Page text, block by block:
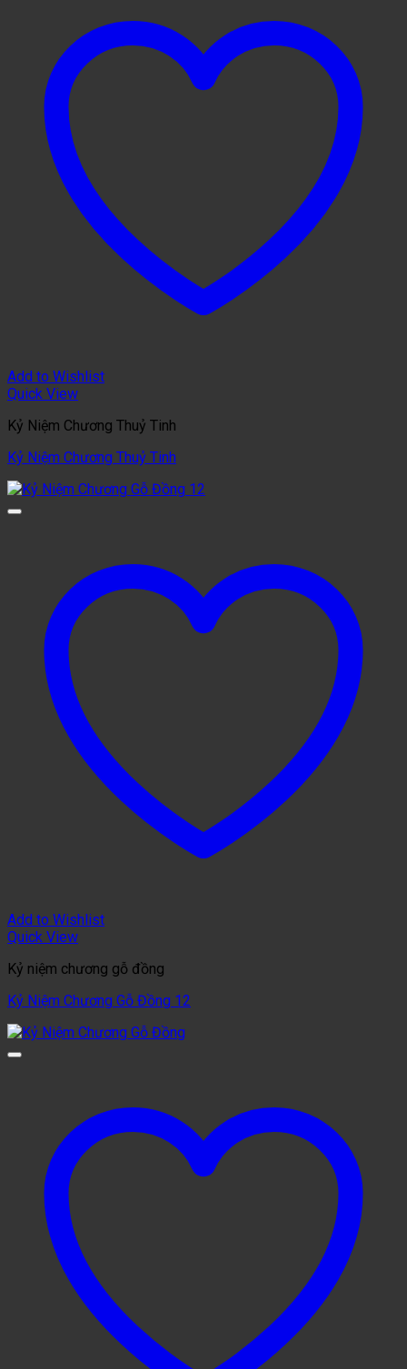
Add to Wishlist
Quick View
Kỷ Niệm Chương Thuỷ Tinh
Kỷ Niệm Chương Thuỷ Tinh
Add to Wishlist
Quick View
Kỷ niệm chương gỗ đồng
Kỷ Niệm Chương Gỗ Đồng 12